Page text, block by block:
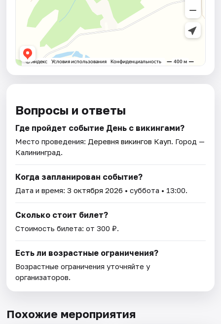
Вопросы и ответы
Где пройдет событие День с викингами?
Место проведения: Деревня викингов Кауп. Город —
Калининград.
Когда запланирован событие?
Дата и время:3 октября 2026 • суббота • 13:00.
Сколько стоит билет?
Стоимость билета: от 300 ₽.
Есть ли возрастные ограничения?
Возрастные ограничения уточняйте у
организаторов.
Похожие мероприятия